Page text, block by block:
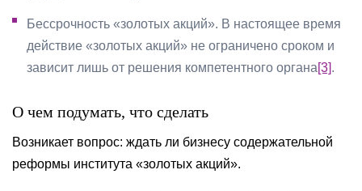
Бессрочность «золотых акций». В настоящее время
действие «золотых акций» не ограничено сроком и
зависит лишь от решения компетентного органа[3].
О чем подумать, что сделать
Возникает вопрос: ждать ли бизнесу содержательной
реформы института «золотых акций».